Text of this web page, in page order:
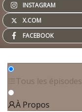
INSTAGRAM
X.COM
FACEBOOK
Tous les épisodes
À Propos